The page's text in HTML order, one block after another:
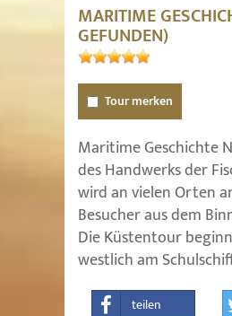
MARITIME
GEFUNDEN)
Tour merken
Maritime Geschichte
des Handwerks der
wird an vielen Orten
Besucher aus dem
Die Küstentour
westlich am
teilen